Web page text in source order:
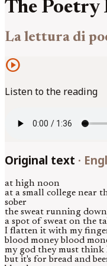
The Poetry
La lettura di
play_circle
Listen to the reading
Original text ·
at high noon
at a small college near
sober
the sweat running
a spot of sweat on the
I flatten it with my
blood money blood
my god they must think
but it's for bread and